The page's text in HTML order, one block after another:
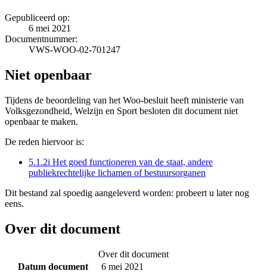
Gepubliceerd op:
6 mei 2021
Documentnummer:
VWS-WOO-02-701247
Niet openbaar
Tijdens de beoordeling van het Woo-besluit heeft ministerie van
Volksgezondheid, Welzijn en Sport besloten dit document niet
openbaar te maken.
De reden hiervoor is:
5.1.2i Het goed functioneren van de staat, andere
publiekrechtelijke lichamen of bestuursorganen
Dit bestand zal spoedig aangeleverd worden: probeert u later nog
eens.
Over dit document
Over dit document
Datum document
6 mei 2021